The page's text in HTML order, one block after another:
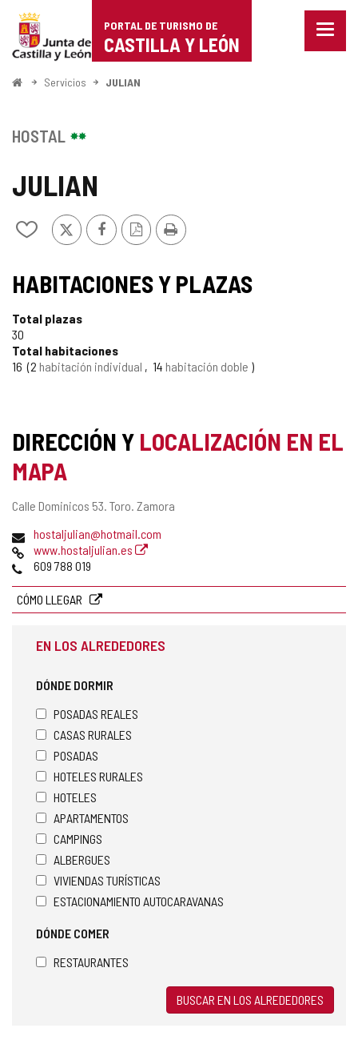
Portal
de
Turismo
Castilla
León
PORTAL DE TURISMO DE
CASTILLA Y LEÓN
Menu
InicioServicios JULIAN
JULIAN
Añadir/quitar
cuadernos
X FacebookVersión
PDF
Imprimir
TIPO
HOSTAL
HABITACIONES Y PLAZAS
Total plazas
30
Total habitaciones
16 2 habitación individual 14 habitación doble
DIRECCIÓN Y LOCALIZACIÓN EN EL
MAPA
Dirección
Calle Dominicos 53. Toro. Zamora
Dirección
de
correo
hostaljulian@hotmail.com
Página
Web
www.hostaljulian.es
Teléfonos
609 788 019
CÓMO LLEGAR
EN LOS ALREDEDORES
DÓNDE DORMIR
POSADAS REALES
CASAS RURALES
POSADAS
HOTELES RURALES
HOTELES
APARTAMENTOS
CAMPINGS
ALBERGUES
VIVIENDAS TURÍSTICAS
ESTACIONAMIENTO AUTOCARAVANAS
DÓNDE COMER
RESTAURANTES
BUSCAR EN LOS ALREDEDORES